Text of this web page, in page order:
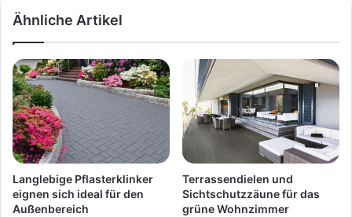
Ähnliche Artikel
Langlebige Pflasterklinker
eignen sich ideal für den
Außenbereich
Terrassendielen und
Sichtschutzzäune für das
grüne Wohnzimmer